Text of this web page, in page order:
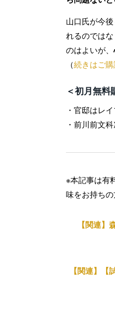
山口氏が今
れるのでは
のはよいが、
（続きはご
＜初月無料
・官邸はレ
・前川前文
※本記事は有
味をお持ち
【関連】
【関連】【